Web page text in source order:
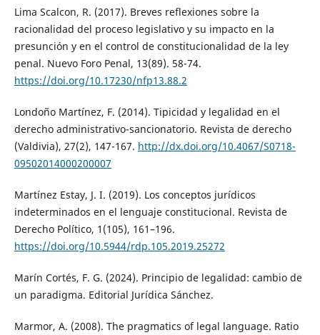
Lima Scalcon, R. (2017). Breves reflexiones sobre la
racionalidad del proceso legislativo y su impacto en la
presunción y en el control de constitucionalidad de la ley
penal. Nuevo Foro Penal, 13(89). 58-74.
https://doi.org/10.17230/nfp13.88.2
Londoño Martínez, F. (2014). Tipicidad y legalidad en el
derecho administrativo-sancionatorio. Revista de derecho
(Valdivia), 27(2), 147-167. http://dx.doi.org/10.4067/S0718-
09502014000200007
Martínez Estay, J. I. (2019). Los conceptos jurídicos
indeterminados en el lenguaje constitucional. Revista de
Derecho Político, 1(105), 161–196.
https://doi.org/10.5944/rdp.105.2019.25272
Marín Cortés, F. G. (2024). Principio de legalidad: cambio de
un paradigma. Editorial Jurídica Sánchez.
Marmor, A. (2008). The pragmatics of legal language. Ratio